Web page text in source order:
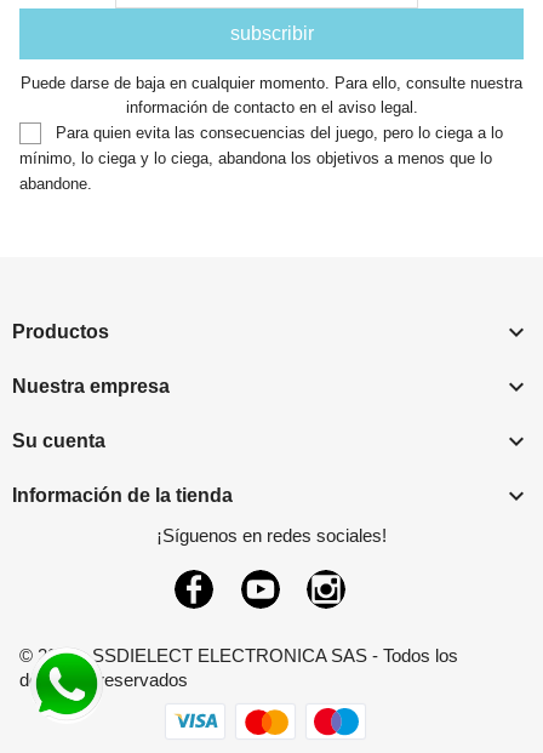
Puede darse de baja en cualquier momento. Para ello, consulte nuestra
información de contacto en el aviso legal.
Para quien evita las consecuencias del juego, pero lo ciega a lo
mínimo, lo ciega y lo ciega, abandona los objetivos a menos que lo
abandone.
Productos 
Nuestra empresa 
Su cuenta 
Información de la tienda 
¡Síguenos en redes sociales!
FacebookYouTube
© 2026 - SSDIELECT ELECTRONICA SAS - Todos los
derechos reservados